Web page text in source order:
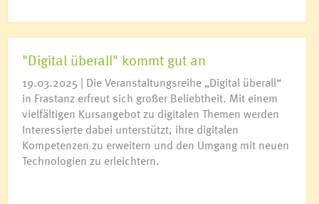
"Digital überall" kommt gut an
19.03.2025 | Die Veranstaltungsreihe „Digital überall“
in Frastanz erfreut sich großer Beliebtheit. Mit einem
vielfältigen Kursangebot zu digitalen Themen werden
Interessierte dabei unterstützt, ihre digitalen
Kompetenzen zu erweitern und den Umgang mit neuen
Technologien zu erleichtern.